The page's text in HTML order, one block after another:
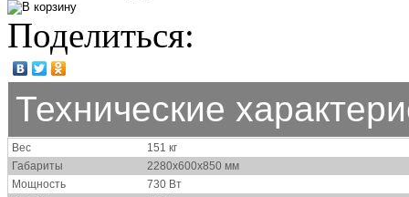
Поделиться:
Технические
Вес
151 кг
Габариты
2280х600х850 мм
Мощность
730 Вт